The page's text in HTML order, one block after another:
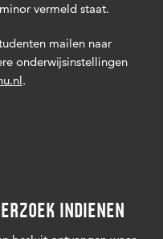
vermeld staat.
mailen naar
onderwijsinstellingen
.
INDIENEN